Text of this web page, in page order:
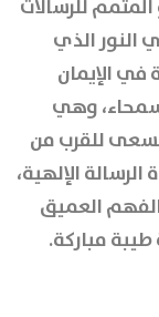
للرسالات
النور الذي
الإيمان
وهي
للقرب من
الإلهية،
العميق
مباركة.